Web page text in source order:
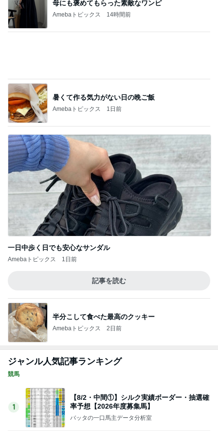
一日中歩く日でも安心なサンダル
Amebaトピックス
記事を読む
半分こして食べた最高のクッキー
Amebaトピックス 2日前
ジャンル人気記事ランキング
【8/2・中間①】シルク実績ボーダー・抽選確
率予想【2026年度募集馬】
バッタの一口馬主データ分析室
2
手調教師
3
船橋競馬の予想 8月5日